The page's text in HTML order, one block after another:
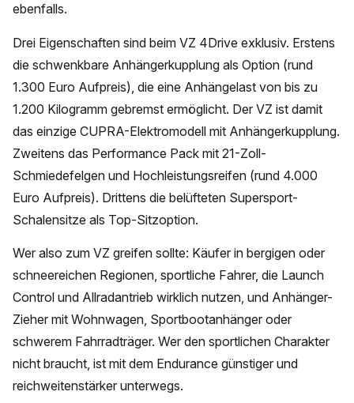
ebenfalls.
Drei Eigenschaften sind beim VZ 4Drive exklusiv. Erstens
die schwenkbare Anhängerkupplung als Option (rund
1.300 Euro Aufpreis), die eine Anhängelast von bis zu
1.200 Kilogramm gebremst ermöglicht. Der VZ ist damit
das einzige CUPRA-Elektromodell mit Anhängerkupplung.
Zweitens das Performance Pack mit 21-Zoll-
Schmiedefelgen und Hochleistungsreifen (rund 4.000
Euro Aufpreis). Drittens die belüfteten Supersport-
Schalensitze als Top-Sitzoption.
Wer also zum VZ greifen sollte: Käufer in bergigen oder
schneereichen Regionen, sportliche Fahrer, die Launch
Control und Allradantrieb wirklich nutzen, und Anhänger-
Zieher mit Wohnwagen, Sportbootanhänger oder
schwerem Fahrradträger. Wer den sportlichen Charakter
nicht braucht, ist mit dem Endurance günstiger und
reichweitenstärker unterwegs.